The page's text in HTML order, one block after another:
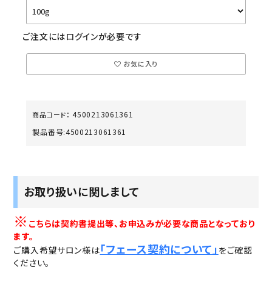
ご注文にはログインが必要です
お気に入り
商品コード： 4500213061361
製品番号:4500213061361
お取り扱いに関しまして
※ こちらは契約書提出等、お申込みが必要な商品となっており
ます。
ご購入希望サロン様は「フェース契約について」 をご確認
ください。